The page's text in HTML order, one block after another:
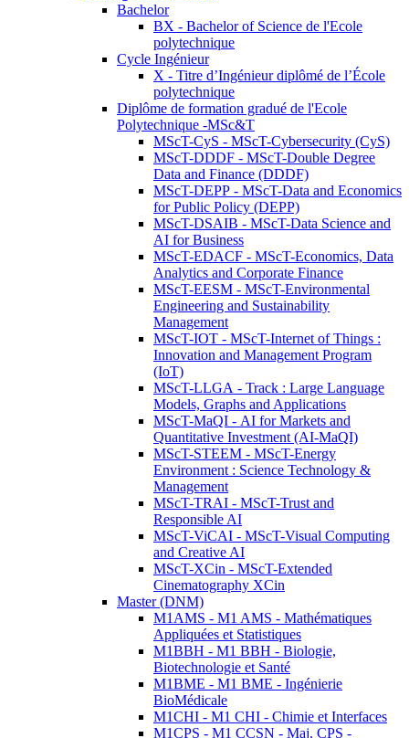
Bachelor
BX - Bachelor of Science de l'Ecole
polytechnique
Cycle Ingénieur
X - Titre d’Ingénieur diplômé de l’École
polytechnique
Diplôme de formation gradué de l'Ecole
Polytechnique -MSc&T
MScT-CyS - MScT-Cybersecurity (CyS)
MScT-DDDF - MScT-Double Degree
Data and Finance (DDDF)
MScT-DEPP - MScT-Data and Economics
for Public Policy (DEPP)
MScT-DSAIB - MScT-Data Science and
AI for Business
MScT-EDACF - MScT-Economics, Data
Analytics and Corporate Finance
MScT-EESM - MScT-Environmental
Engineering and Sustainability
Management
MScT-IOT - MScT-Internet of Things :
Innovation and Management Program
(IoT)
MScT-LLGA - Track : Large Language
Models, Graphs and Applications
MScT-MaQI - AI for Markets and
Quantitative Investment (AI-MaQI)
MScT-STEEM - MScT-Energy
Environment : Science Technology &
Management
MScT-TRAI - MScT-Trust and
Responsible AI
MScT-ViCAI - MScT-Visual Computing
and Creative AI
MScT-XCin - MScT-Extended
Cinematography XCin
Master (DNM)
M1AMS - M1 AMS - Mathématiques
Appliquées et Statistiques
M1BBH - M1 BBH - Biologie,
Biotechnologie et Santé
M1BME - M1 BME - Ingénierie
BioMédicale
M1CHI - M1 CHI - Chimie et Interfaces
M1CPS - M1 CCSN - Maj. CPS -